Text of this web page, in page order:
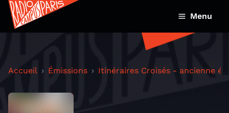
Menu
Accueil Émissions Itinéraires Croisés - ancienne